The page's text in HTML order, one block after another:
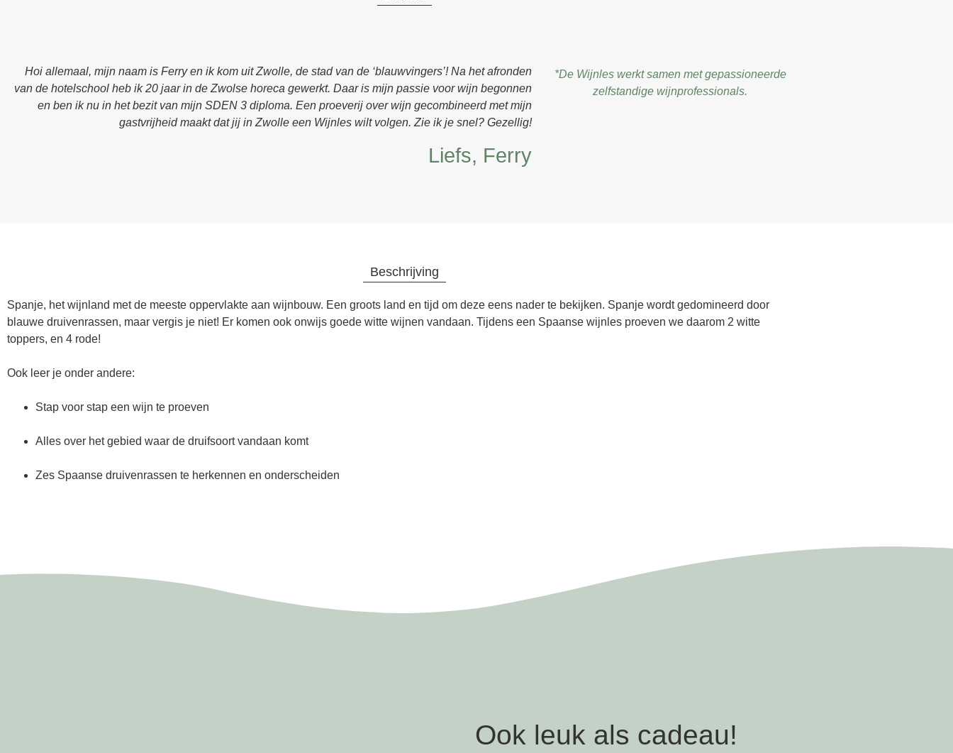
Hoi allemaal, mijn naam is Ferry en ik kom uit Zwolle, de stad van de ‘blauwvingers’! Na het afronden
van de hotelschool heb ik 20 jaar in de Zwolse horeca gewerkt. Daar is mijn passie voor wijn begonnen
en ben ik nu in het bezit van mijn SDEN 3 diploma. Een proeverij over wijn gecombineerd met mijn
gastvrijheid maakt dat jij in Zwolle een Wijnles wilt volgen. Zie ik je snel? Gezellig!
Liefs, Ferry
*De Wijnles werkt samen met gepassioneerde
zelfstandige wijnprofessionals.
Beschrijving
Spanje, het wijnland met de meeste oppervlakte aan wijnbouw. Een groots land en tijd om deze eens nader te bekijken. Spanje wordt gedomineerd door
blauwe druivenrassen, maar vergis je niet! Er komen ook onwijs goede witte wijnen vandaan. Tijdens een Spaanse wijnles proeven we daarom 2 witte
toppers, en 4 rode!
Ook leer je onder andere:
Stap voor stap een wijn te proeven
Alles over het gebied waar de druifsoort vandaan komt
Zes Spaanse druivenrassen te herkennen en onderscheiden
Ook leuk als cadeau!